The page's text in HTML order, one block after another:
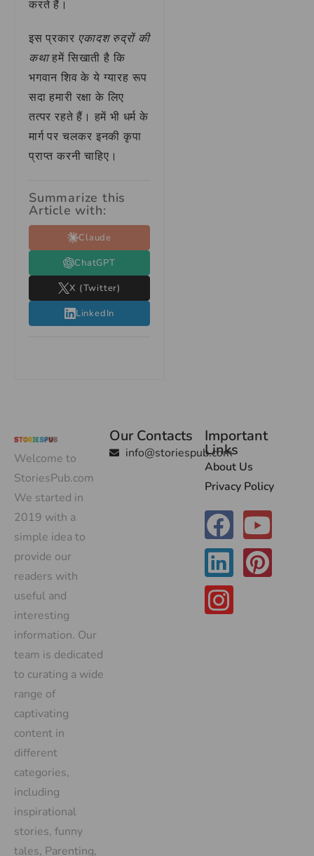
करते हैं।
इस प्रकार एकादश रुद्रों की
कथाहमें सिखाती है कि
भगवान शिव के ये ग्यारह रूप
सदा हमारी रक्षा के लिए
तत्पर रहते हैं। हमें भी धर्म के
मार्ग पर चलकर इनकी कृपा
प्राप्त करनी चाहिए।
Summarize this
Article with:
Claude
ChatGPT
X (Twitter)
LinkedIn
Welcome to
StoriesPub.com
We started in
2019 with a
simple idea to
provide our
readers with
useful and
interesting
information. Our
team is dedicated
to curating a wide
range of
captivating
content in
different
categories,
including
inspirational
stories, funny
tales, Parenting,
Our Contacts
info@storiespub.com
Important
Links
About Us
Privacy Policy